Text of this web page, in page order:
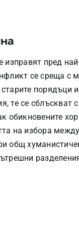
изправят пред
се среща с
порядъци
те се сблъскват
обикновените
на избора
общ